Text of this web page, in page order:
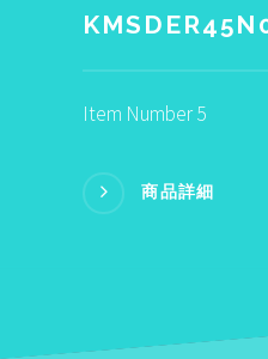
Item Number 5
商品詳細